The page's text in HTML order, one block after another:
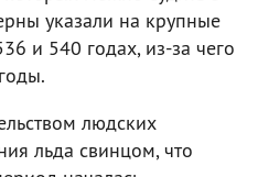
указали на крупные
и 540 годах, из-за чего
людских
льда свинцом, что